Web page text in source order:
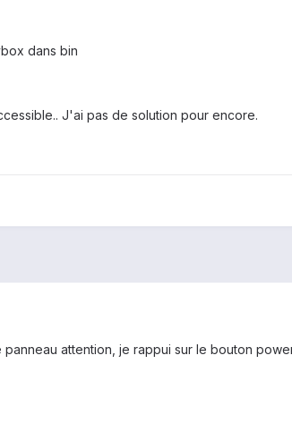
dans bin
J'ai pas de solution pour encore.
panneau attention, je rappui sur le bouton